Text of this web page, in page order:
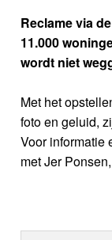
Reclame via
11.000
wordt niet
Met het
foto en geluid,
Voor informatie
met Jer